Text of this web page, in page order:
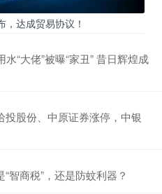
达成贸易协议！
“大佬”被曝“家丑” 昔日辉煌成
股份、中原证券涨停，中银
智商税”，还是防蚊利器？